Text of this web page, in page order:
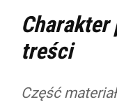
treści
Część